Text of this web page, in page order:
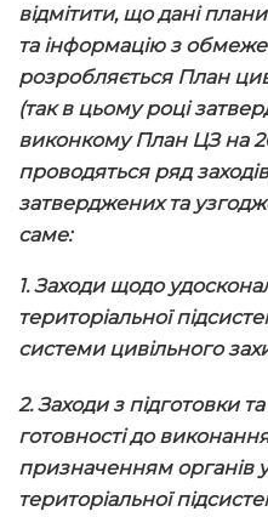
відмітити, що дані
та інформацію з
розробляється План
(так в цьому році
виконкому План ЦЗ на
проводяться ряд
затверджених та
саме:
1. Заходи щодо
територіальної
системи цивільного
2. Заходи з підготовки
готовності до
призначенням органів
територіальної